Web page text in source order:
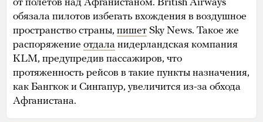
от полетов над Афганистаном. British Airways
обязала пилотов избегать вхождения в воздушное
пространство страны, пишет Sky News. Такое же
распоряжение отдала нидерландская компания
KLM, предупредив пассажиров, что
протяженность рейсов в такие пункты назначения,
как Бангкок и Сингапур, увеличится из-за обхода
Афганистана.